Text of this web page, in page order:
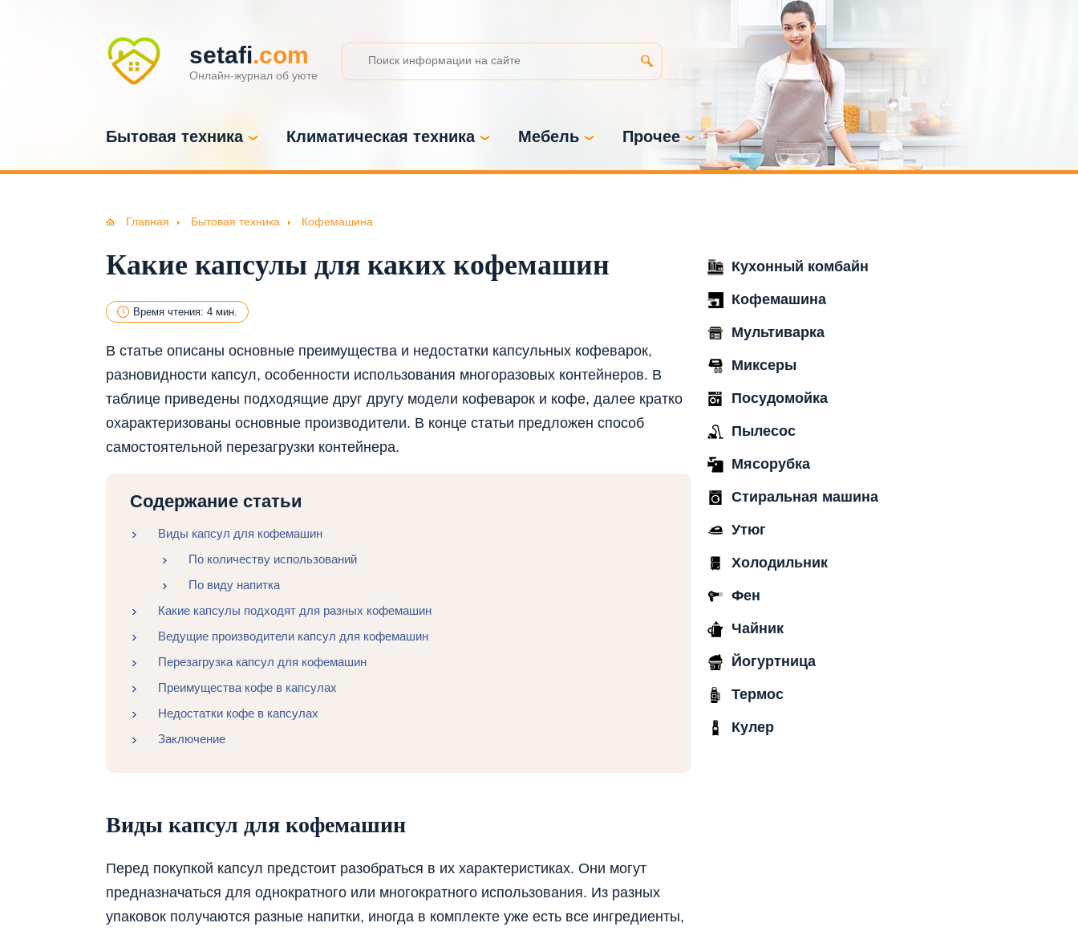
setafi.com
Онлайн-журнал об уюте
Бытовая техника Климатическая техника Мебель Прочее
Главная Бытовая техника Кофемашина
Какие капсулы для каких кофемашин
Время чтения: 4 мин.
В статье описаны основные преимущества и недостатки капсульных кофеварок,
разновидности капсул, особенности использования многоразовых контейнеров. В
таблице приведены подходящие друг другу модели кофеварок и кофе, далее кратко
охарактеризованы основные производители. В конце статьи предложен способ
самостоятельной перезагрузки контейнера.
Содержание статьи
Виды капсул для кофемашин
По количеству использований
По виду напитка
Какие капсулы подходят для разных кофемашин
Ведущие производители капсул для кофемашин
Перезагрузка капсул для кофемашин
Преимущества кофе в капсулах
Недостатки кофе в капсулах
Заключение
Виды капсул для кофемашин
Перед покупкой капсул предстоит разобраться в их характеристиках. Они могут
предназначаться для однократного или многократного использования. Из разных
упаковок получаются разные напитки, иногда в комплекте уже есть все ингредиенты,
Кухонный комбайн
Кофемашина
Мультиварка
Миксеры
Посудомойка
Пылесос
Мясорубка
Стиральная машина
Утюг
Холодильник
Фен
Чайник
Йогуртница
Термос
Кулер